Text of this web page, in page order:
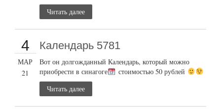
Читать далее
4
МАР
21
Календарь 5781
Вот он долгожданный Календарь, который можно
приобрести в синагоге
стоимостью 50 рублей
Читать далее